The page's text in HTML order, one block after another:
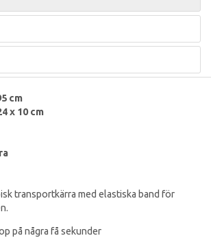
cm
x 10 cm
transportkärra med elastiska band för
på några få sekunder